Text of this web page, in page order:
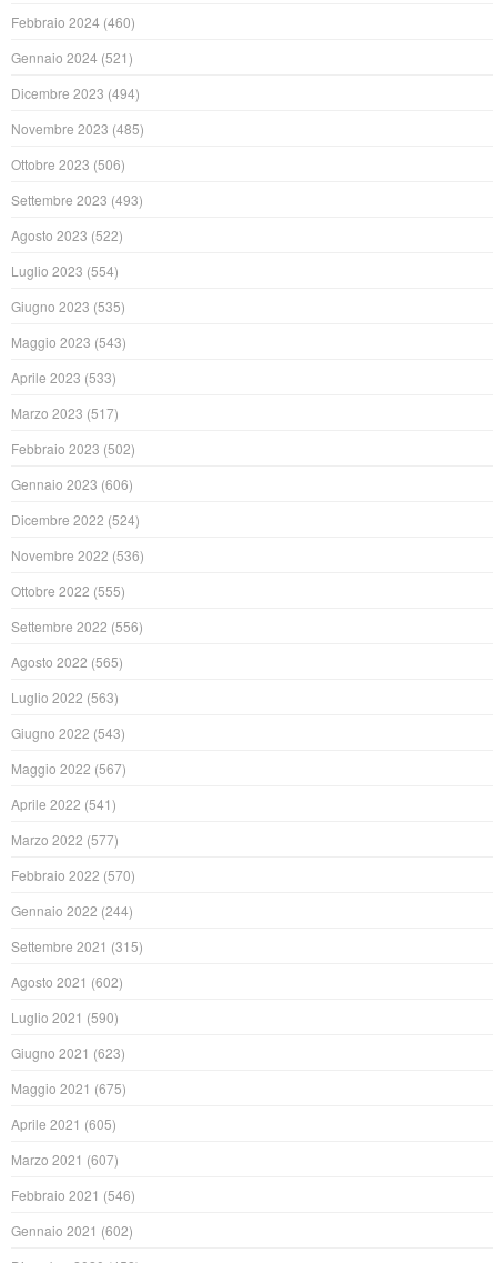
Febbraio 2024 (460)
Gennaio 2024 (521)
Dicembre 2023 (494)
Novembre 2023 (485)
Ottobre 2023 (506)
Settembre 2023 (493)
Agosto 2023 (522)
Luglio 2023 (554)
Giugno 2023 (535)
Maggio 2023 (543)
Aprile 2023 (533)
Marzo 2023 (517)
Febbraio 2023 (502)
Gennaio 2023 (606)
Dicembre 2022 (524)
Novembre 2022 (536)
Ottobre 2022 (555)
Settembre 2022 (556)
Agosto 2022 (565)
Luglio 2022 (563)
Giugno 2022 (543)
Maggio 2022 (567)
Aprile 2022 (541)
Marzo 2022 (577)
Febbraio 2022 (570)
Gennaio 2022 (244)
Settembre 2021 (315)
Agosto 2021 (602)
Luglio 2021 (590)
Giugno 2021 (623)
Maggio 2021 (675)
Aprile 2021 (605)
Marzo 2021 (607)
Febbraio 2021 (546)
Gennaio 2021 (602)